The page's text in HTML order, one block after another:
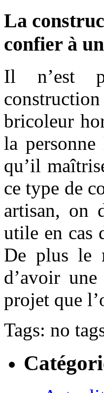
La
confier à
Il n’est
bricoleur
la
qu’il
ce type de
artisan, on
utile en cas
De plus le
d’avoir
projet que
Tags: no